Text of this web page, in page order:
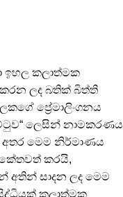
ඉහල කලාත්මක
ලද බතික් බිත්ති
ප්‍රේමාලිංගනය
ලෙසින් නාමකරණය
මෙම නිර්මාණය
කරයි,
අතින් සාදන ලද මෙම
කලාත්මක